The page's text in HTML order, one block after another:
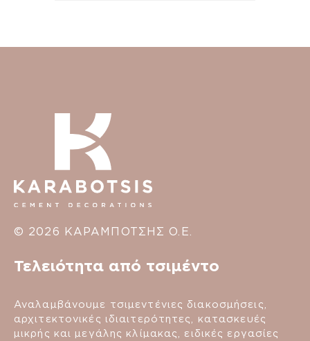
© 2026 ΚΑΡΑΜΠΟΤΣΗΣ Ο.Ε.
Τελειότητα από τσιμέντο
Αναλαμβάνουμε τσιμεντένιες διακοσμήσεις,
αρχιτεκτονικές ιδιαιτερότητες, κατασκευές
μικρής και μεγάλης κλίμακας, ειδικές εργασίες